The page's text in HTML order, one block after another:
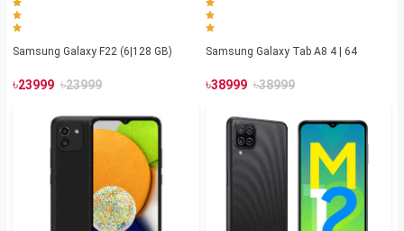
Samsung Galaxy F22 (6|128 GB)
৳23999 ৳23999
Samsung Galaxy Tab A8 4 | 64
৳38999 ৳38999